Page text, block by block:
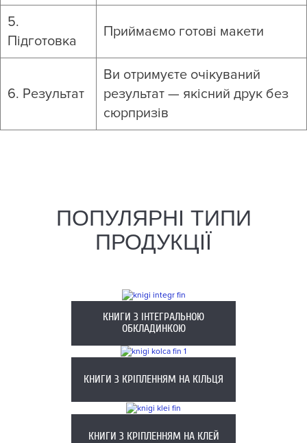
5.
Підготовка
Приймаємо готові макети
6. Результат
Ви отримуєте очікуваний
результат — якісний друк без
сюрпризів
ПОПУЛЯРНІ ТИПИ
ПРОДУКЦІЇ
КНИГИ З ІНТЕГРАЛЬНОЮ
ОБКЛАДИНКОЮ
КНИГИ З КРІПЛЕННЯМ НА КІЛЬЦЯ
КНИГИ З КРІПЛЕННЯМ НА КЛЕЙ